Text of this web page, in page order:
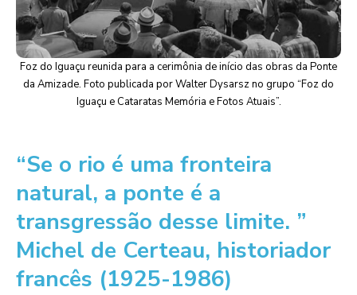
Foz do Iguaçu reunida para a cerimônia de início das obras da Ponte
da Amizade. Foto publicada por Walter Dysarsz no grupo “Foz do
Iguaçu e Cataratas Memória e Fotos Atuais”.
“Se o rio é uma fronteira
natural, a ponte é a
transgressão desse limite. ”
Michel de Certeau, historiador
francês (1925-1986)